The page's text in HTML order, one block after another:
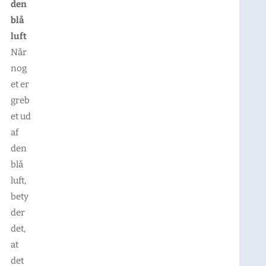
den
blå
luft
Når
nog
et er
greb
et ud
af
den
blå
luft,
bety
der
det,
at
det